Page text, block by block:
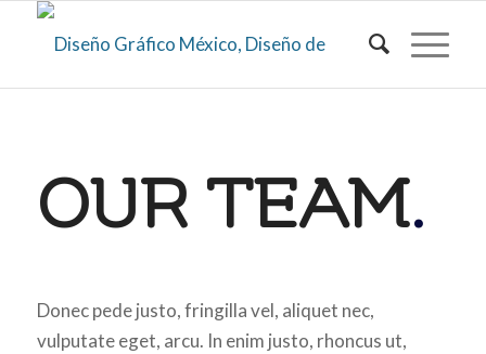
OUR TEAM.
Donec pede justo, fringilla vel, aliquet nec,
vulputate eget, arcu. In enim justo, rhoncus ut,